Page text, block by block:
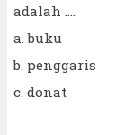
adalah ....
a. buku
b. penggaris
c. donat